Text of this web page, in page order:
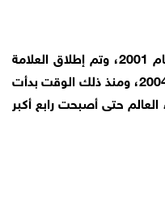
و تأسست شركة أوبو في الصين عام 2001، وتم إطلاق العلامة
التجارية الخاصة بها في السوق عام 2004، ومنذ ذلك الوقت بدأت
حتى أصبحت رابع أكبر